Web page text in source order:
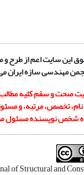
این سایت اعم از طرح و
مهندسی سازه ایران
صحت و سقم کلیه مطالب
نام، تخصص، مرتبه، و
شخص نویسنده مسئول
of Structural and